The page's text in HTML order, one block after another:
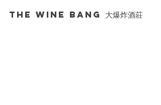
The Wine Bang 大爆炸酒莊